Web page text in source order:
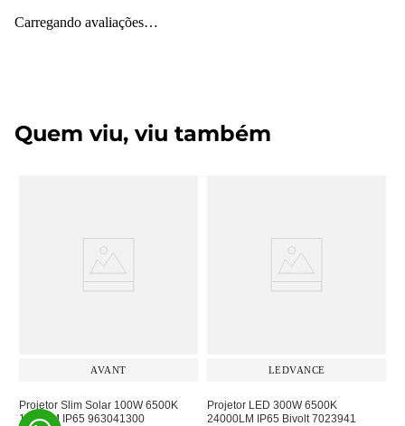
Carregando avaliações…
Quem viu, viu também
AVANT
Projetor Slim Solar 100W 6500K
1400LM IP65 963041300
LEDVANCE
Projetor LED 300W 6500K
24000LM IP65 Bivolt 7023941